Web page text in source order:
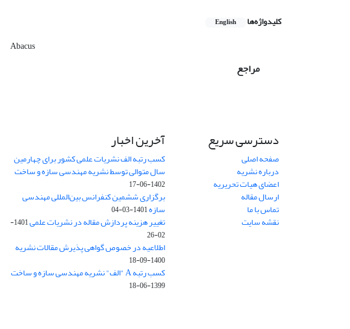
کلیدواژه‌ها English
Abacus
مراجع
دسترسی سریع
صفحه اصلی
درباره نشریه
اعضای هیات تحریریه
ارسال مقاله
تماس با ما
نقشه سایت
آخرین اخبار
کسب رتبه الف نشریات علمی کشور برای چهارمین
سال متوالی توسط نشریه مهندسی سازه و ساخت
1402-06-17
برگزاری ششمین کنفرانس بین‌المللی مهندسی
سازه1401-03-04
تغییر هزینه پردازش مقاله در نشریات علمی
1401-
02-26
اطلاعیه در خصوص گواهی پذیرش مقالات نشریه
1400-09-18
کسب رتبه A "الف" نشریه مهندسی سازه و ساخت
1399-06-18